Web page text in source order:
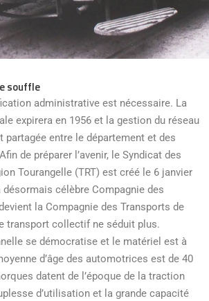
souffle
administrative est nécessaire. La
expirera en 1956 et la gestion du réseau
partagée entre le département et des
de préparer l’avenir, le Syndicat des
Tourangelle (TRT) est créé le 6 janvier
désormais célèbre Compagnie des
la Compagnie des Transports de
transport collectif ne séduit plus.
se démocratise et le matériel est à
d’âge des automotrices est de 40
datent de l’époque de la traction
d’utilisation et la grande capacité